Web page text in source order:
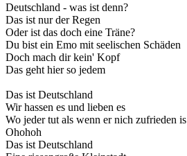
Deutschland - was ist denn?
Das ist nur der Regen
Oder ist das doch eine Träne?
Du bist ein Emo mit seelischen Schäden
Doch mach dir kein' Kopf
Das geht hier so jedem
Das ist Deutschland
Wir hassen es und lieben es
Wo jeder tut als wenn er nich zufrieden is
Ohohoh
Das ist Deutschland